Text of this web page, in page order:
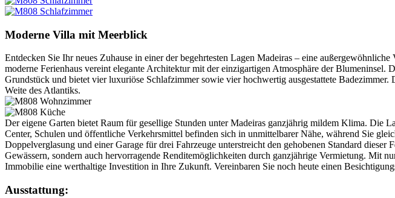
Moderne Villa mit Meerblick
Entdecken Sie Ihr neues Zuhause in einer der begehrtesten Lagen Madeiras – eine
moderne Ferienhaus vereint elegante Architektur mit der einzigartigen Atmosphäre der
Grundstück und bietet vier luxuriöse Schlafzimmer sowie vier hochwertig ausgestattete
Weite des Atlantiks.
Der eigene Garten bietet Raum für gesellige Stunden unter Madeiras ganzjährig mildem Klima. Die
Center, Schulen und öffentliche Verkehrsmittel befinden sich in unmittelbarer Nähe, während Sie
Doppelverglasung und einer Garage für drei Fahrzeuge unterstreicht den gehobenen Standard
Gewässern, sondern auch hervorragende Renditemöglichkeiten durch ganzjährige Vermietung. Mit
Immobilie eine werthaltige Investition in Ihre Zukunft. Vereinbaren Sie noch heute einen
Ausstattung: